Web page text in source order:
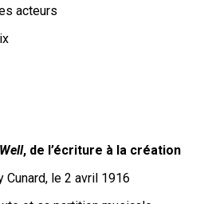
acteurs
, de l’écriture à la création
le 2 avril 1916